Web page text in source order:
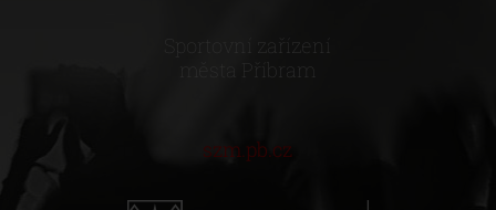
Sportovní zařízení
města Příbram
szm.pb.cz